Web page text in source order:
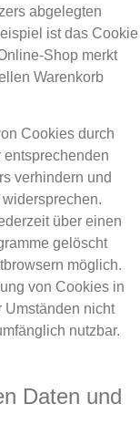
abgelegten
ist das Cookie
Shop merkt
Warenkorb
Cookies durch
entsprechenden
verhindern und
über einen
gelöscht
möglich.
von Cookies in
Umständen nicht
nutzbar.
Daten und